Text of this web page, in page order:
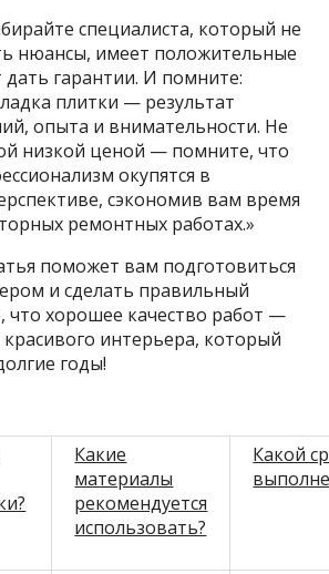
специалиста, который не
нюансы, имеет положительные
гарантии. И помните:
плитки — результат
опыта и внимательности. Не
низкой ценой — помните, что
окупятся в
сэкономив вам время
ремонтных работах.»
поможет вам подготовиться
и сделать правильный
что хорошее качество работ —
интерьера, который
годы!
Какие
материалы
рекомендуется
использовать?
Какой